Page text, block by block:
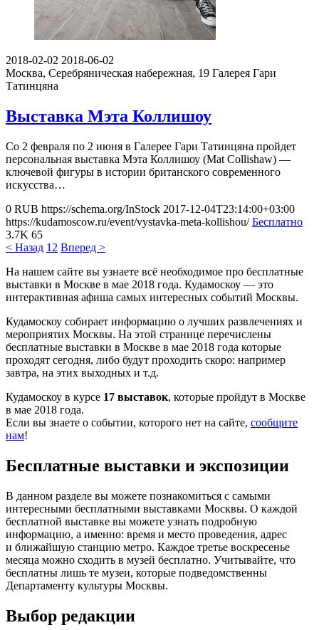
2018-02-02 2018-06-02
Москва, Серебряническая набережная, 19 Галерея Гари
Татинцяна
Выставка Мэта Коллишоу
Со 2 февраля по 2 июня в Галерее Гари Татинцяна пройдет
персональная выставка Мэта Коллишоу (Mat Collishaw) —
ключевой фигуры в истории британского современного
искусства…
0 RUB https://schema.org/InStock 2017-12-04T23:14:00+03:00
https://kudamoscow.ru/event/vystavka-meta-kollishou/ Бесплатно
3.7K 65
< Назад 1 2 Вперед >
На нашем сайте вы узнаете всё необходимое про бесплатные
выставки в Москве в мае 2018 года. Кудамоскоу — это
интерактивная афиша самых интересных событий Москвы.
Кудамоскоу собирает информацию о лучших развлечениях и
мероприятих Москвы. На этой странице перечислены
бесплатные выставки в Москве в мае 2018 года которые
проходят сегодня, либо будут проходить скоро: например
завтра, на этих выходных и т.д.
Кудамоскоу в курсе 17 выставок, которые пройдут в Москве
в мае 2018 года.
Если вы знаете о событии, которого нет на сайте, сообщите
нам!
Бесплатные выставки и экспозиции
В данном разделе вы можете познакомиться с самыми
интересными бесплатными выставками Москвы. О каждой
бесплатной выставке вы можете узнать подробную
информацию, а именно: время и место проведения, адрес
и ближайшую станцию метро. Каждое третье воскресенье
месяца можно сходить в музей бесплатно. Учитывайте, что
бесплатны лишь те музеи, которые подведомственны
Департаменту культуры Москвы.
Выбор редакции